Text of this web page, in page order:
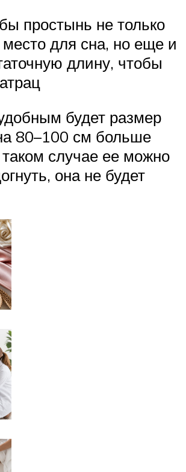
простынь не только
для сна, но еще и
длину, чтобы
будет размер
80–100 см больше
случае ее можно
она не будет